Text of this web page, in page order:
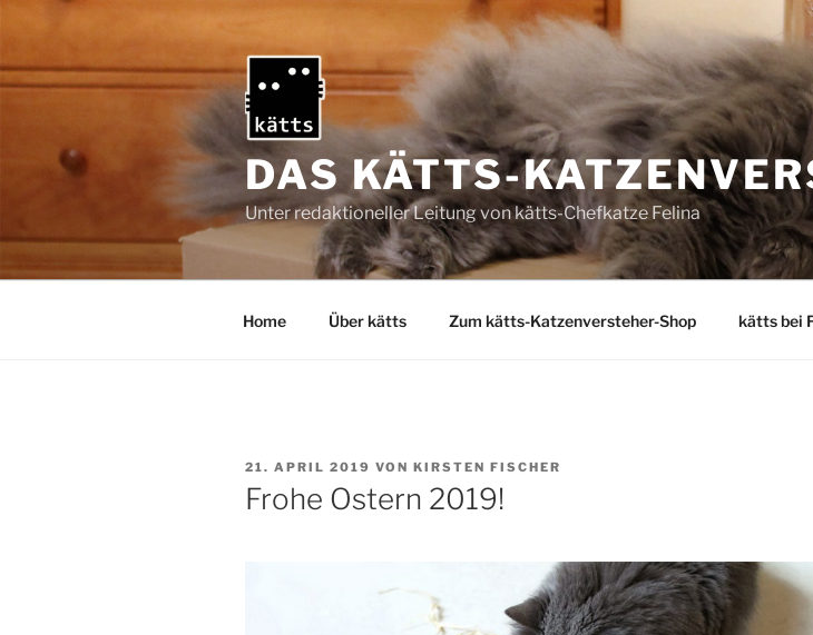
springen
DAS KÄTTS-
Unter redaktioneller Leitung von kätts-Chefkatze Felina
Home Über kätts Zum kätts-Katzenversteher-Shop kätts bei
VERÖFFENTLICHT
AM
21. APRIL 2019 VON KIRSTEN FISCHER
Frohe Ostern 2019!